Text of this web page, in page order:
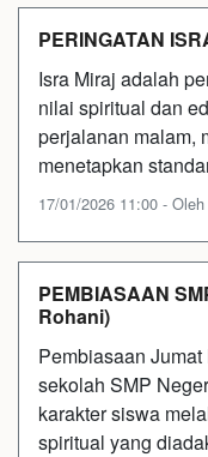
PERINGATAN
Isra Miraj adalah
nilai spiritual dan
perjalanan malam,
menetapkan
17/01/2026 11:00 -
PEMBIASAAN
Rohani)
Pembiasaan
sekolah SMP
karakter siswa
spiritual yang